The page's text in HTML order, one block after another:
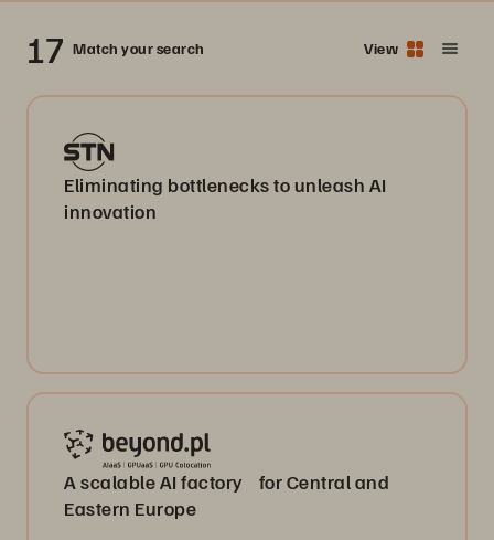
17 Match your search View
Eliminating bottlenecks to unleash AI
innovation
A scalable AI factory for Central and
Eastern Europe